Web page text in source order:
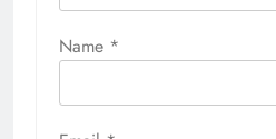
Name *